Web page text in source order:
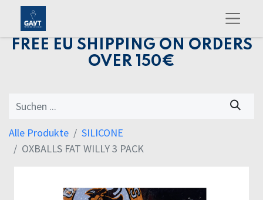
FREE EU SHIPPING ON ORDERS
OVER 150€
Alle Produkte
SILICONE
OXBALLS FAT WILLY 3 PACK